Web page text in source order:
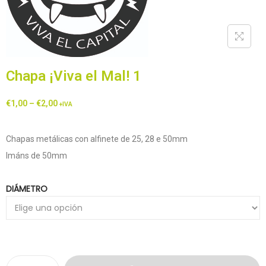
Chapa ¡Viva el Mal! 1
€1,00 – €2,00 +IVA
Chapas metálicas con alfinete de 25, 28 e 50mm
Imáns de 50mm
DIÁMETRO